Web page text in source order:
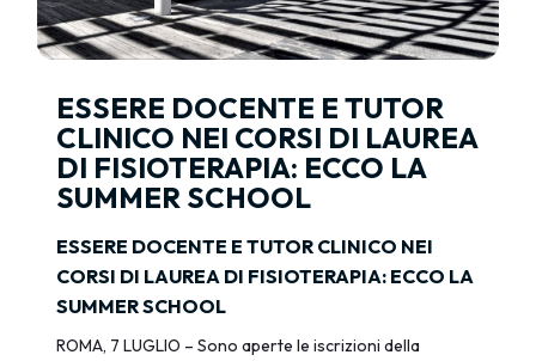
ESSERE DOCENTE E TUTOR
CLINICO NEI CORSI DI LAUREA
DI FISIOTERAPIA: ECCO LA
SUMMER SCHOOL
ESSERE DOCENTE E TUTOR CLINICO NEI
CORSI DI LAUREA DI FISIOTERAPIA: ECCO LA
SUMMER SCHOOL
ROMA, 7 LUGLIO – Sono aperte le iscrizioni della